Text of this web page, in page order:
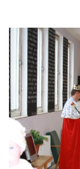
VÝPŮJČNÍ DOBA
KONTAKTY
ON-LINE
WEBOVÁ KAMERA